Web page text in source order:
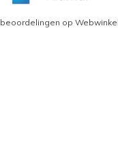
beoordelingen op